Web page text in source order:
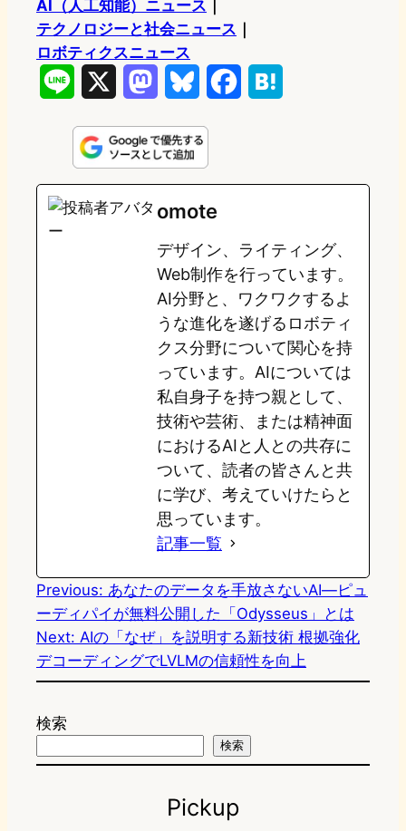
AI（人工知能）ニュース
テクノロジーと社会ニュース
ロボティクスニュース
n
e
s
t
o
d
o
n
u
e
s
y
e
o
o
k
e
a
omote
デザイン、ライティング、
Web制作を行っています。
AI分野と、ワクワクするよ
うな進化を遂げるロボティ
クス分野について関心を持
っています。AIについては
私自身子を持つ親として、
技術や芸術、または精神面
におけるAIと人との共存に
ついて、読者の皆さんと共
に学び、考えていけたらと
思っています。
記事一覧
Previous: あなたのデータを手放さないAI―ピュ
ーディパイが無料公開した「Odysseus」とは
Next: AIの「なぜ」を説明する新技術 根拠強化
デコーディングでLVLMの信頼性を向上
検索
検索
Pickup